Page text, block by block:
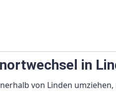
in
von Linden